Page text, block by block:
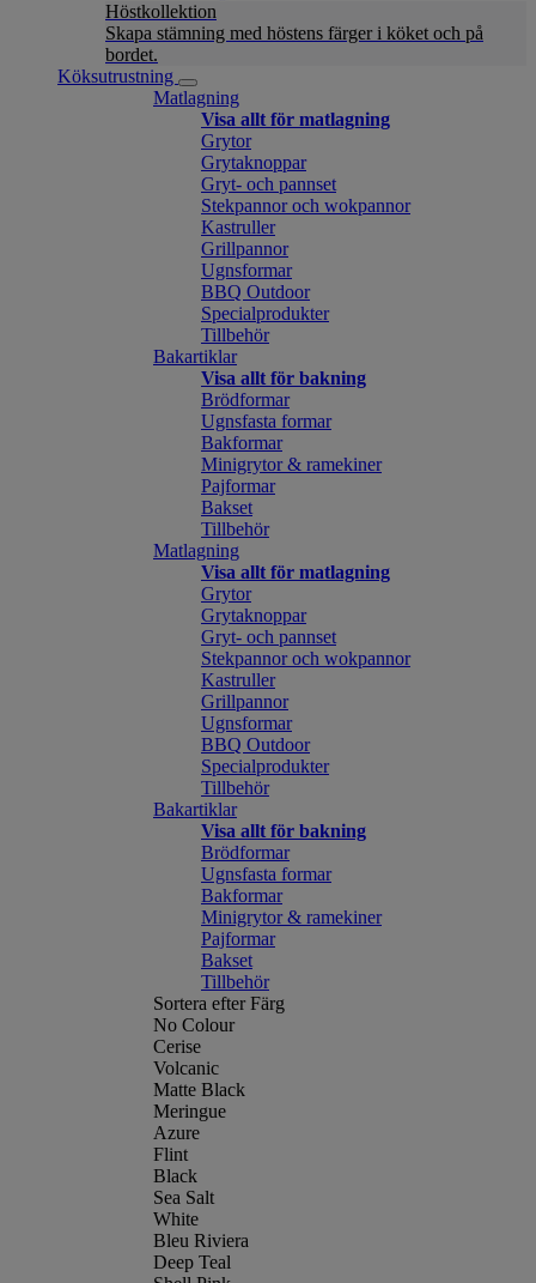
Höstkollektion
Skapa stämning med höstens färger i köket och på
bordet.
Köksutrustning
Matlagning
Visa allt för matlagning
Grytor
Grytaknoppar
Gryt- och pannset
Stekpannor och wokpannor
Kastruller
Grillpannor
Ugnsformar
BBQ Outdoor
Specialprodukter
Tillbehör
Bakartiklar
Visa allt för bakning
Brödformar
Ugnsfasta formar
Bakformar
Minigrytor & ramekiner
Pajformar
Bakset
Tillbehör
Matlagning
Visa allt för matlagning
Grytor
Grytaknoppar
Gryt- och pannset
Stekpannor och wokpannor
Kastruller
Grillpannor
Ugnsformar
BBQ Outdoor
Specialprodukter
Tillbehör
Bakartiklar
Visa allt för bakning
Brödformar
Ugnsfasta formar
Bakformar
Minigrytor & ramekiner
Pajformar
Bakset
Tillbehör
Sortera efter Färg
No Colour
Cerise
Volcanic
Matte Black
Meringue
Azure
Flint
Black
Sea Salt
White
Bleu Riviera
Deep Teal